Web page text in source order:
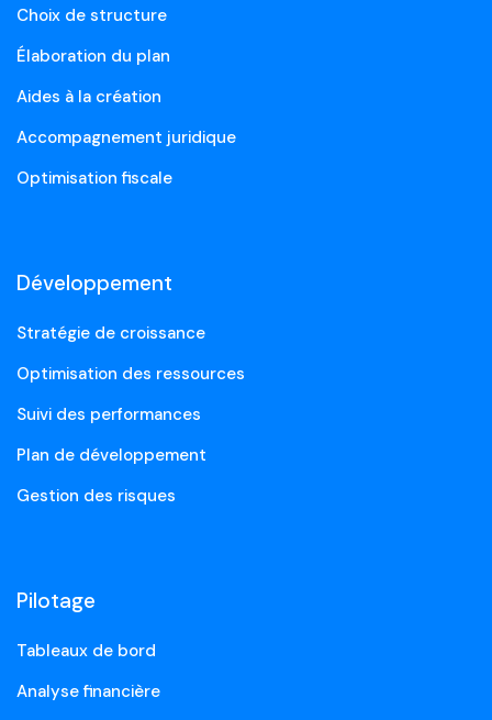
Choix de structure
Élaboration du plan
Aides à la création
Accompagnement juridique
Optimisation fiscale
Développement
Stratégie de croissance
Optimisation des ressources
Suivi des performances
Plan de développement
Gestion des risques
Pilotage
Tableaux de bord
Analyse financière